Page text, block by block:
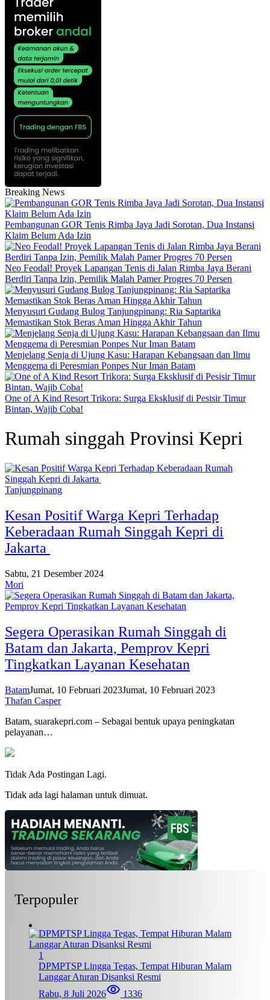
Breaking News
Pembangunan GOR Tenis Rimba Jaya Jadi Sorotan, Dua Instansi
Klaim Belum Ada Izin
Neo Feodal! Proyek Lapangan Tenis di Jalan Rimba Jaya Berani
Berdiri Tanpa Izin, Pemilik Malah Pamer Progres 70 Persen
Menyusuri Gudang Bulog Tanjungpinang: Ria Saptarika
Memastikan Stok Beras Aman Hingga Akhir Tahun
Menjelang Senja di Ujung Kasu: Harapan Kebangsaan dan Ilmu
Menggema di Peresmian Ponpes Nur Iman Batam
One of A Kind Resort Trikora: Surga Eksklusif di Pesisir Timur
Bintan, Wajib Coba!
Rumah singgah Provinsi Kepri
Tanjungpinang
Kesan Positif Warga Kepri Terhadap
Keberadaan Rumah Singgah Kepri di
Jakarta
Sabtu, 21 Desember 2024
Mori
Segera Operasikan Rumah Singgah di
Batam dan Jakarta, Pemprov Kepri
Tingkatkan Layanan Kesehatan
BatamJumat, 10 Februari 2023Jumat, 10 Februari 2023
Thafan Casper
Batam, suarakepri.com – Sebagai bentuk upaya peningkatan
pelayanan…
Tidak Ada Postingan Lagi.
Tidak ada lagi halaman untuk dimuat.
Terpopuler
1
DPMPTSP Lingga Tegas, Tempat Hiburan Malam
Langgar Aturan Disanksi Resmi
Rabu, 8 Juli 2026
1336